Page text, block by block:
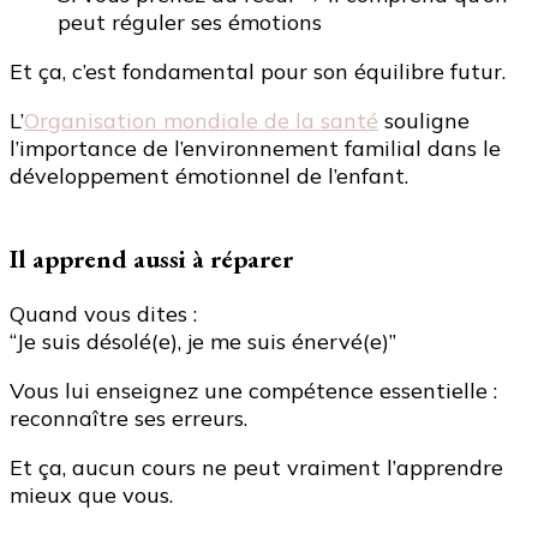
peut réguler ses émotions
Et ça, c’est fondamental pour son équilibre futur.
L’Organisation mondiale de la santé souligne
l’importance de l’environnement familial dans le
développement émotionnel de l’enfant.
Il apprend aussi à réparer
Quand vous dites :
“Je suis désolé(e), je me suis énervé(e)”
Vous lui enseignez une compétence essentielle :
reconnaître ses erreurs.
Et ça, aucun cours ne peut vraiment l’apprendre
mieux que vous.